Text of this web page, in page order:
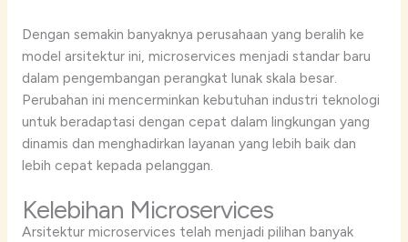
Dengan semakin banyaknya perusahaan yang beralih ke
model arsitektur ini, microservices menjadi standar baru
dalam pengembangan perangkat lunak skala besar.
Perubahan ini mencerminkan kebutuhan industri teknologi
untuk beradaptasi dengan cepat dalam lingkungan yang
dinamis dan menghadirkan layanan yang lebih baik dan
lebih cepat kepada pelanggan.
Kelebihan Microservices
Arsitektur microservices telah menjadi pilihan banyak